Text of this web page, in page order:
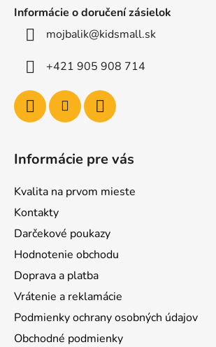
Informácie o doručení zásielok
mojbalik@kidsmall.sk
+421 905 908 714
Informácie pre vás
Kvalita na prvom mieste
Kontakty
Darčekové poukazy
Hodnotenie obchodu
Doprava a platba
Vrátenie a reklamácie
Podmienky ochrany osobných údajov
Obchodné podmienky